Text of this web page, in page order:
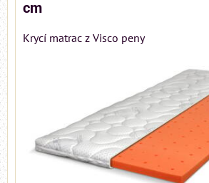
cm
Krycí matrac z Visco peny